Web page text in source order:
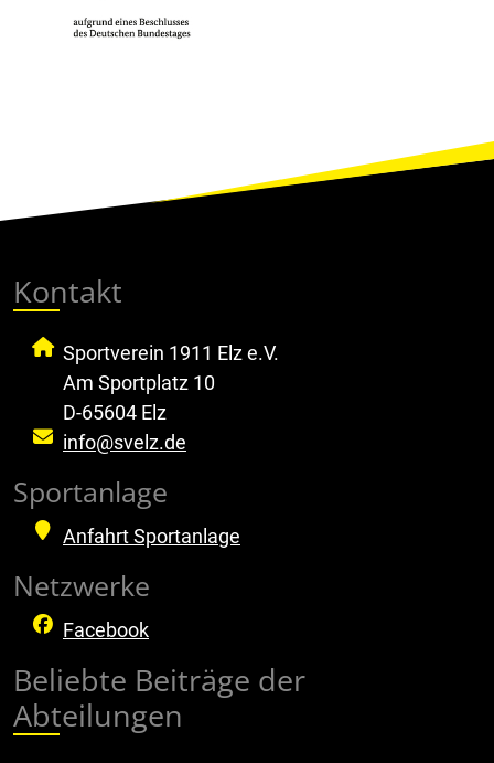
Kontakt
Sportverein 1911 Elz e.V.
Am Sportplatz 10
D-65604 Elz
info@svelz.de
Sportanlage
Anfahrt Sportanlage
Netzwerke
Facebook
Beliebte Beiträge der
Abteilungen